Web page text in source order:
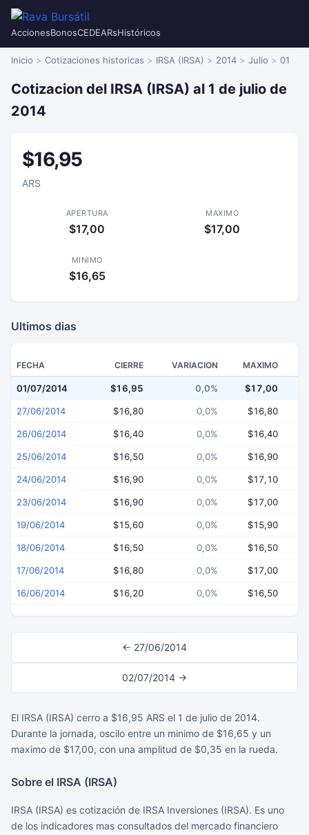
AccionesBonosCEDEARsHistóricos
Inicio Cotizaciones historicas IRSA (IRSA) 2014 Julio 01
Cotizacion del IRSA (IRSA) al 1 de julio de
2014
$16,95
ARS
APERTURA
$17,00
MAXIMO
$17,00
MINIMO
$16,65
Ultimos dias
FECHA CIERRE VARIACION MAXIMO
01/07/2014 $16,95 0,0% $17,00
27/06/2014 $16,80 0,0% $16,80
26/06/2014 $16,40 0,0% $16,40
25/06/2014 $16,50 0,0% $16,90
24/06/2014 $16,90 0,0% $17,10
23/06/2014 $16,90 0,0% $17,00
19/06/2014 $15,60 0,0% $15,90
18/06/2014 $16,50 0,0% $16,50
17/06/2014 $16,80 0,0% $17,00
16/06/2014 $16,20 0,0% $16,50
← 27/06/2014
02/07/2014 →
El IRSA (IRSA) cerro a $16,95 ARS el 1 de julio de 2014.
Durante la jornada, oscilo entre un minimo de $16,65 y un
maximo de $17,00, con una amplitud de $0,35 en la rueda.
Sobre el IRSA (IRSA)
IRSA (IRSA) es cotización de IRSA Inversiones (IRSA). Es uno
de los indicadores mas consultados del mercado financiero